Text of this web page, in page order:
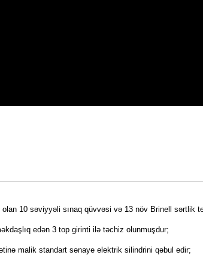
10 səviyyəli sınaq qüvvəsi və 13 növ Brinell sərtlik
edən 3 top girinti ilə təchiz olunmuşdur;
malik standart sənaye elektrik silindrini qəbul edir;